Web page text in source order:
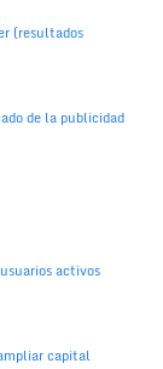
(resultados
de la publicidad
activos
capital